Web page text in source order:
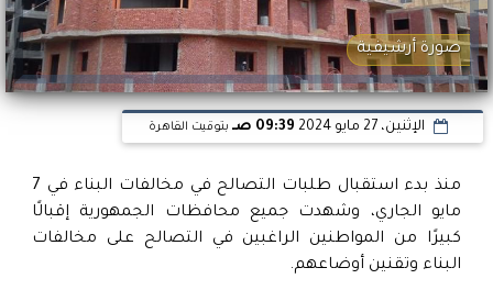
صورة أرشيفية
الإثنين، 27 مايو 2024 09:39 صـ بتوقيت القاهرة
منذ بدء استقبال طلبات التصالح في مخالفات البناء في 7
مايو الجاري، وشهدت جميع محافظات الجمهورية إقبالًا
كبيرًا من المواطنين الراغبين في التصالح على مخالفات
البناء وتقنين أوضاعهم.